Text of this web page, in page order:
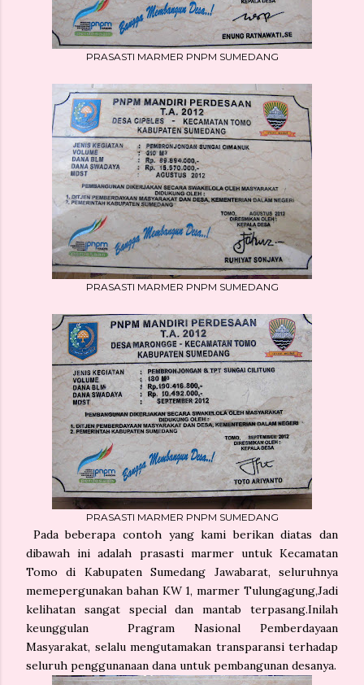
PRASASTI MARMER PNPM SUMEDANG
PRASASTI MARMER PNPM SUMEDANG
PRASASTI MARMER PNPM SUMEDANG
Pada beberapa contoh yang kami berikan diatas dan
dibawah ini adalah prasasti marmer untuk Kecamatan
Tomo di Kabupaten Sumedang Jawabarat, seluruhnya
memepergunakan bahan KW 1, marmer Tulungagung,Jadi
kelihatan sangat special dan mantab terpasang.Inilah
keunggulan Pragram Nasional Pemberdayaan
Masyarakat, selalu mengutamakan transparansi terhadap
seluruh penggunanaan dana untuk pembangunan desanya.